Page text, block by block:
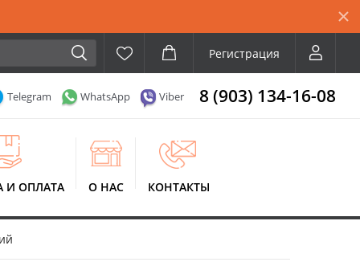
Регистрация
Telegram WhatsApp Viber 8 (903) 134-16-08
И ОПЛАТА О НАС КОНТАКТЫ